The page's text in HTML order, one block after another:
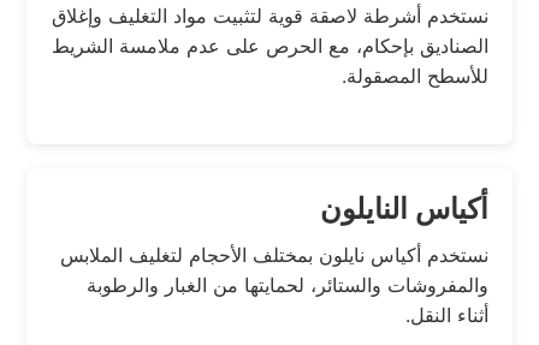
نستخدم أشرطة لاصقة قوية لتثبيت مواد التغليف وإغلاق
الصناديق بإحكام، مع الحرص على عدم ملامسة الشريط
للأسطح المصقولة.
أكياس النايلون
نستخدم أكياس نايلون بمختلف الأحجام لتغليف الملابس
والمفروشات والستائر، لحمايتها من الغبار والرطوبة
أثناء النقل.